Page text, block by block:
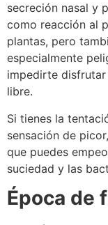
secreción nasal y
como reacción al
plantas, pero
especialmente
impedirte
libre.
Si tienes la
sensación de
que puedes
suciedad y las
Época de